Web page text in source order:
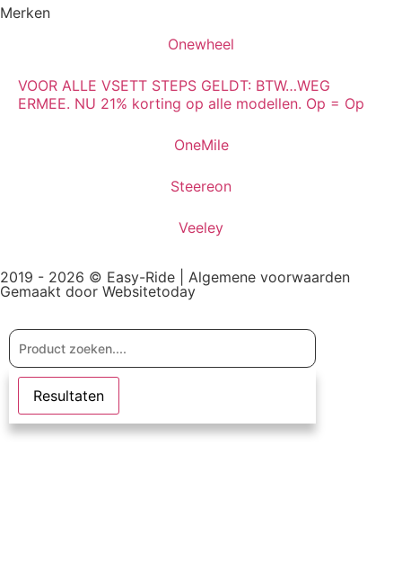
Merken
Onewheel
VOOR ALLE VSETT STEPS GELDT: BTW…WEG
ERMEE. NU 21% korting op alle modellen. Op = Op
OneMile
Steereon
Veeley
2019 - 2026 © Easy-Ride | Algemene voorwaarden
Gemaakt door Websitetoday
Resultaten